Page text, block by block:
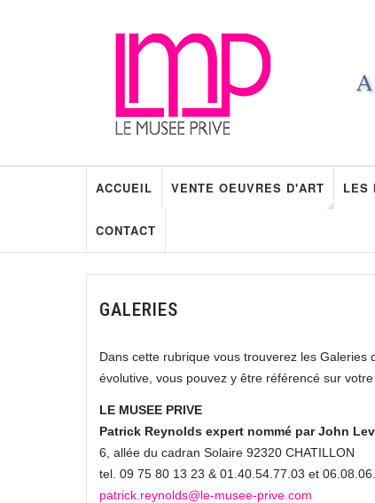
ACCUEIL VENTE OEUVRES D'ART LES
CONTACT
GALERIES
Dans cette rubrique vous trouverez les
évolutive, vous pouvez y être référencé sur
LE MUSEE PRIVE
Patrick Reynolds expert nommé par John
6, allée du cadran Solaire 92320 CHATILLON
tel. 09 75 80 13 23 & 01.40.54.77.03 et
patrick.reynolds@le-musee-prive.com